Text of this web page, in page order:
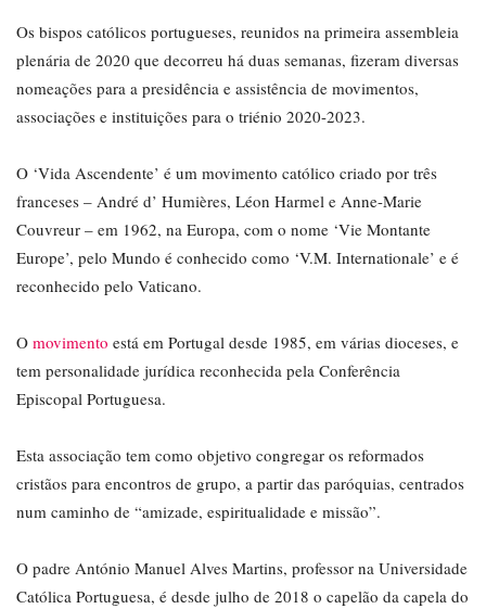
Os bispos católicos portugueses, reunidos na primeira assembleia
plenária de 2020 que decorreu há duas semanas, fizeram diversas
nomeações para a presidência e assistência de movimentos,
associações e instituições para o triénio 2020-2023.
O ‘Vida Ascendente’ é um movimento católico criado por três
franceses – André d’ Humières, Léon Harmel e Anne-Marie
Couvreur – em 1962, na Europa, com o nome ‘Vie Montante
Europe’, pelo Mundo é conhecido como ‘V.M. Internationale’ e é
reconhecido pelo Vaticano.
O movimento está em Portugal desde 1985, em várias dioceses, e
tem personalidade jurídica reconhecida pela Conferência
Episcopal Portuguesa.
Esta associação tem como objetivo congregar os reformados
cristãos para encontros de grupo, a partir das paróquias, centrados
num caminho de “amizade, espiritualidade e missão”.
O padre António Manuel Alves Martins, professor na Universidade
Católica Portuguesa, é desde julho de 2018 o capelão da capela do